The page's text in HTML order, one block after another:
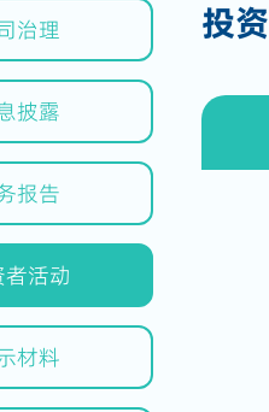
治理
披露
报告
活动
材料
投